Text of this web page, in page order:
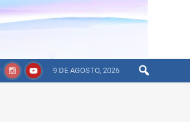
9 DE AGOSTO, 2026